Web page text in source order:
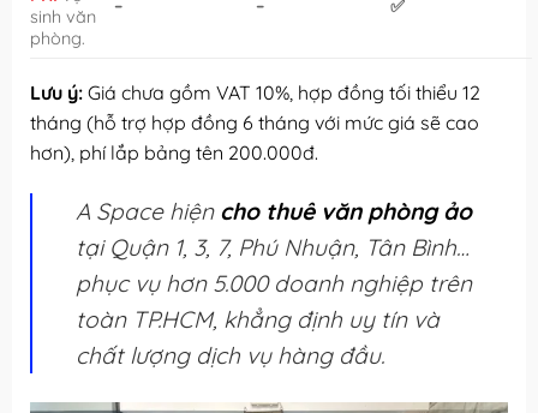
sinh văn
phòng.
– – ✅
Lưu ý: Giá chưa gồm VAT 10%, hợp đồng tối thiểu 12
tháng (hỗ trợ hợp đồng 6 tháng với mức giá sẽ cao
hơn), phí lắp bảng tên 200.000đ.
A Space hiện cho thuê văn phòng ảo
tại Quận 1, 3, 7, Phú Nhuận, Tân Bình…
phục vụ hơn 5.000 doanh nghiệp trên
toàn TP.HCM, khẳng định uy tín và
chất lượng dịch vụ hàng đầu.